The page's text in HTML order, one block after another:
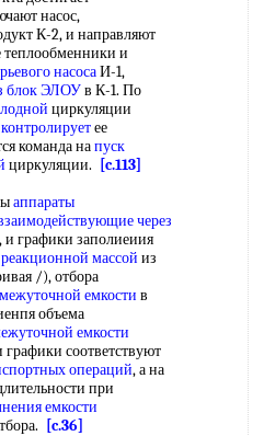
насос,
К-2, и направляют
теплообменники и
насосаИ-1,
блок ЭЛОУв К-1. По
циркуляции
ее
команда напуск
циркуляции.
[c.113]
аппараты
через
и графики заполиеиия
реакционной массой из
/), отбора
емкости в
объема
емкости
графики соответствуют
операций, а на
при
емкости
[c.36]